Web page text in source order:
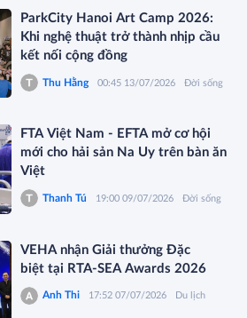
ParkCity Hanoi Art Camp 2026:
Khi nghệ thuật trở thành nhịp cầu
kết nối cộng đồng
Thu Hằng 00:45 13/07/2026 Đời sống
FTA Việt Nam - EFTA mở cơ hội
mới cho hải sản Na Uy trên bàn ăn
Việt
Thanh Tú 19:00 09/07/2026 Đời sống
VEHA nhận Giải thưởng Đặc
biệt tại RTA-SEA Awards 2026
Anh Thi 17:52 07/07/2026 Du lịch